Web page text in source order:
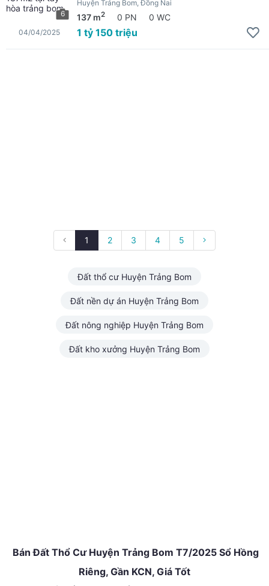
6
Huyện Trảng Bom, Đồng Nai
137 m2 0 PN 0 WC
1 tỷ 150 triệu
04/04/2025
1 2 3 4 5
Đất thổ cư Huyện Trảng Bom
Đất nền dự án Huyện Trảng Bom
Đất nông nghiệp Huyện Trảng Bom
Đất kho xưởng Huyện Trảng Bom
Bán Đất Thổ Cư Huyện Trảng Bom T7/2025 Sổ Hồng
Riêng, Gần KCN, Giá Tốt